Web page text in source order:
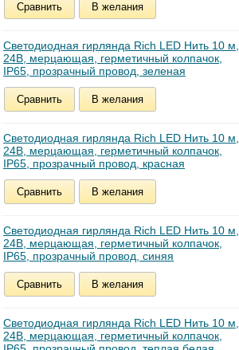
Сравнить В желания
Светодиодная гирлянда Rich LED Нить 10 м,
24В, мерцающая, герметичный колпачок,
IP65, прозрачный провод, зеленая
Сравнить В желания
Светодиодная гирлянда Rich LED Нить 10 м,
24В, мерцающая, герметичный колпачок,
IP65, прозрачный провод, красная
Сравнить В желания
Светодиодная гирлянда Rich LED Нить 10 м,
24В, мерцающая, герметичный колпачок,
IP65, прозрачный провод, синяя
Сравнить В желания
Светодиодная гирлянда Rich LED Нить 10 м,
24В, мерцающая, герметичный колпачок,